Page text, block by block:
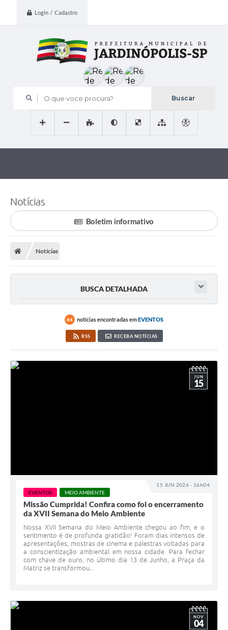
Login / Cadastro
O que voce procura?
Notícias
Boletim informativo
Notícias
BUSCA DETALHADA
84 notícias encontradas emEVENTOS
RSS RECEBA NOTÍCIAS
15 JUN 2026 - 16h04
JUN
15
EVENTOS MEIO AMBIENTE
Missão Cumprida! Confira como foi o encerramento
da XVII Semana do Meio Ambiente
Nossa XVII Semana do Meio Ambiente chegou ao fim, e o
sentimento é de profunda gratidão! Foram dias intensos de
apresentações, mostras de cinema e palestras voltadas para
a conscientização ambiental em nossa cidade. Para fechar
com chave de ouro, no último dia 13 de Junho, a Praça da
Matriz se transformou...
NOV
04